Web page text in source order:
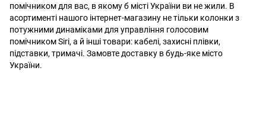
помічником для вас, в якому б місті України ви не жили. В
асортименті нашого інтернет-магазину не тільки колонки з
потужними динаміками для управління голосовим
помічником Siri, а й інші товари: кабелі, захисні плівки,
підставки, тримачі. Замовте доставку в будь-яке місто
України.